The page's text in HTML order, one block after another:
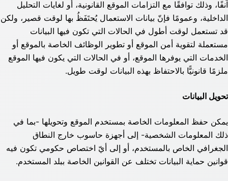
آنفًا، وذلك توافقًا مع التزامات الموقع القانونية، أو لغايات التحليل
الداخلية، وعمومًا فإنّ بيانات الاستعمال يُحتَفَظُ بها لوقت قصير، ولكن
قد تستعمل لوقت أطول في الحالات التي تكون فيها البيانات
مستعملة لتقوية أمن الموقع أو تطوير الوظائف الخاصة بالموقع أو
الخدمات التي يوفرها الموقع، أو في الحالات التي يكون فيها الموقع
ملزمًا قانونيًّا بالاحتفاظ بهذه البيانات لوقت طويل.
تحويل البيانات
يمكن حفظ المعلومات الخاصة بمستخدم الموقع وتحويلها -بما في
ذلك المعلومات الشخصية- إلى أجهزة حاسوب خارج النطاق
الجغرافي الخاص بالمستخدم، أو إلى أيّ اختصاص حكومي تكون فيه
قوانين حماية البيانات تختلف عن القوانين الخاصة ببلد المستخدم.